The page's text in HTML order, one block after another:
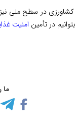
در سطح ملی نیز
در تأمین امنیت
ما